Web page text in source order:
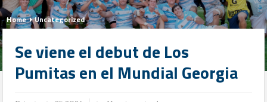
Home Uncategorized
Se viene el debut de Los
Pumitas en el Mundial Georgia